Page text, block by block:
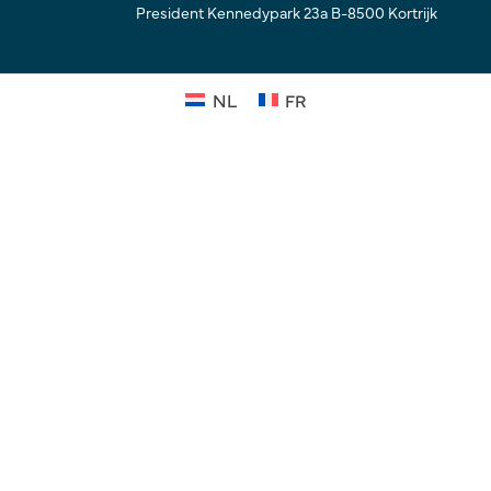
President Kennedypark 23a B-8500 Kortrijk
NL FR